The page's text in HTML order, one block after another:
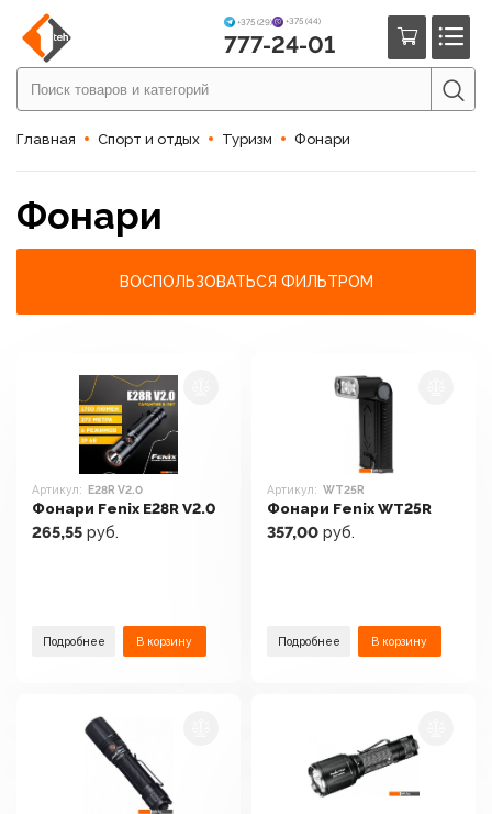
+375 (29) +375 (44)
777-24-01
Главная Спорт и отдых Туризм Фонари
Фонари
ВОСПОЛЬЗОВАТЬСЯ ФИЛЬТРОМ
Артикул: E28R V2.0
Фонари Fenix E28R V2.0
265,55 руб.
Подробнее В корзину
Артикул: WT25R
Фонари Fenix WT25R
357,00 руб.
Подробнее В корзину